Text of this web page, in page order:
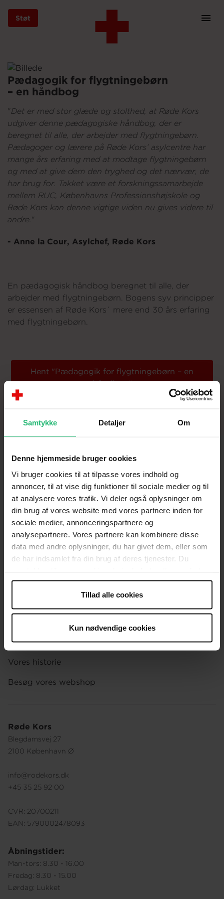
Samtykke Detaljer Om
Denne hjemmeside bruger cookies
Vi bruger cookies til at tilpasse vores indhold og
annoncer, til at vise dig funktioner til sociale medier og til
at analysere vores trafik. Vi deler også oplysninger om
din brug af vores website med vores partnere inden for
sociale medier, annonceringspartnere og
analysepartnere. Vores partnere kan kombinere disse
data med andre oplysninger, du har givet dem, eller som
de har indsamlet fra din brug af deres tjenester. Du
anvende vores hjemmeside.
Tillad alle cookies
Kun nødvendige cookies
hovedindhold
Støt
Støt
Bliv frivillig
Vores indsatser
Genbrug
Pædagogik for flygtningebørn
– en håndbog
"Det er med stor glæde og stolthed, at Røde Kors
udgiver denne pædagogiske håndbog, der er
beregnet til alle, der arbejder med flygtningebørn.
Pædagoger og lærere på Røde Kors’ asylcentre har
mange års erfaring med at modtage flygtningebørn
og med at give dem den tryghed og det nærvær, de
har brug for. Takket være et forskningssamarbejde
mellem RUC, Københavns Professionshøjskole og
Røde Kors kan denne vigtige viden nu gives videre til
andre. "
- Anne la Cour, Asylchef, Røde Kors
En pædagogisk håndbog beregnet til alle, der
arbejder med flygtningebørn. Bogens syv principper
er essensen af Røde Kors´ mere end 30 års erfaring
med flygtningebørn.
Hent "Pædagogik for flygtningebørn – en
håndbog"
Røde Kors
Blegdamsvej 27
2100 København Ø
info@rodekors.dk
+45 35 25 92 00
CVR: 20700211
EAN: 5790002478093
Åbningstider:
Man-tors: 8.30 - 16.00
Fredag: 8.30 - 15.00
Lørdag: Lukket
KONTAKT
Brug for hjælp
Presse
Afdelinger
Spørgsmål om donation og medlemskab
OM OS
Vores holdninger
Vores historie
Besøg vores webshop